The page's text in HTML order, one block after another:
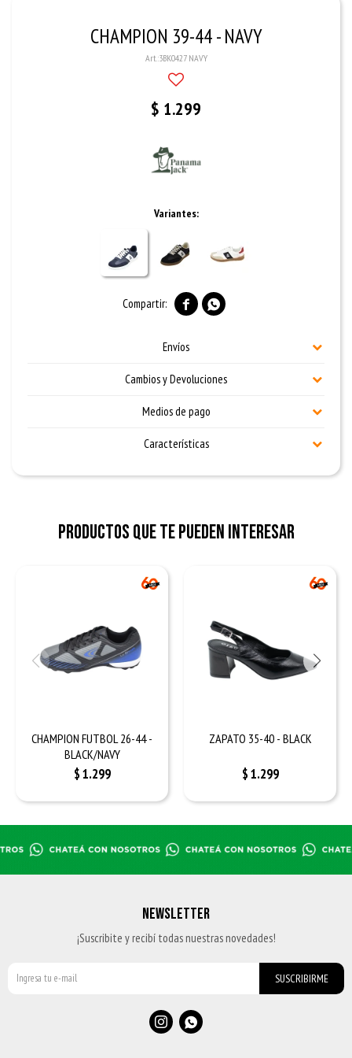
CHAMPION 39-44 - NAVY
3BK0427 NAVY
$ 1.299
Variantes:
 
Envíos
Cambios y Devoluciones
Medios de pago
Características
Productos que te pueden interesar
CHAMPION FUTBOL 26-44 -
BLACK/NAVY
$1.299
ZAPATO 35-40 - BLACK
$1.299
NEWSLETTER
¡Suscribite y recibí todas nuestras novedades!
SUSCRIBIRME
 